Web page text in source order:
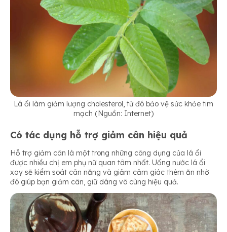
Lá ổi làm giảm lượng cholesterol, từ đó bảo vệ sức khỏe tim
mạch (Nguồn: Internet)
Có tác dụng hỗ trợ giảm cân hiệu quả
Hỗ trợ giảm cân là một trong những công dụng của lá ổi
được nhiều chị em phụ nữ quan tâm nhất. Uống nước lá ổi
xay sẽ kiểm soát cân năng và giảm cảm giác thèm ăn nhờ
đó giúp bạn giảm cân, giữ dáng vô cùng hiệu quả.